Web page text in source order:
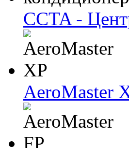
CCTA -
AeroMaster